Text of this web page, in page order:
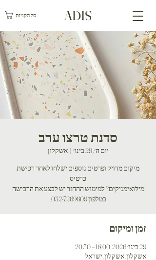
ADIS סל הקניות
סדנת טרצו ערב
יום ה׳, 29 בינו׳
  |
אשקלון
מיקום מדויק ופרטים נוספים ישלחו לאחר רכישת
מילואימניקים? למימוש ההחזר יש לבצע את הרכישה
בטלפון 052-7269609.
זמן ומיקום
29 בינו׳ 2026, 18:00 – 20:30
אשקלון, אשקלון, ישראל